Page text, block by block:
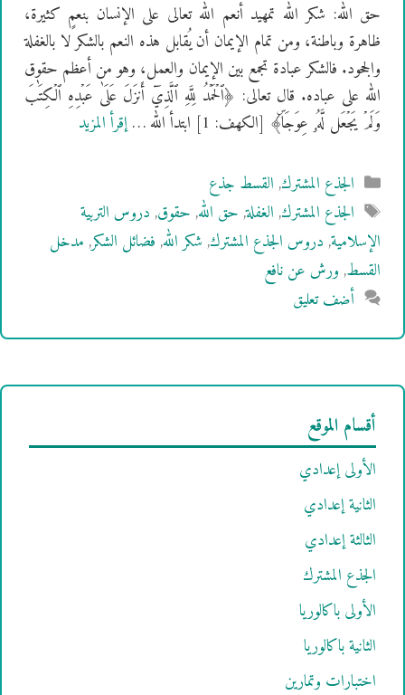
حق الله: شكر الله تمهيد أنعم الله تعالى على الإنسان بنعمٍ كثيرة،
ظاهرة وباطنة، ومن تمام الإيمان أن يُقابل هذه النعم بالشكر لا بالغفلة
والجحود. فالشكر عبادة تجمع بين الإيمان والعمل، وهو من أعظم حقوق
الله على عباده. قال تعالى: ﴿ٱلۡحَمۡدُ لِلَّهِ ٱلَّذِيٓ أَنزَلَ عَلَىٰ عَبۡدِهِ ٱلۡكِتَٰبَ
وَلَمۡ يَجۡعَل لَّهُۥ عِوَجَاۜ﴾ [الكهف: 1] ابتدأ الله …
إقرأ المزيد
التصنيفات
الجذع المشترك,القسط جذع
الوسوم
الجذع المشترك,الغفلة,حق الله,حقوق,دروس التربية
الإسلامية,دروس الجذع المشترك,شكر الله,فضائل الشكر,مدخل
القسط,ورش عن نافع
أضف تعليق
أقسام الموقع
الأولى إعدادي
الثانية إعدادي
الثالثة إعدادي
الجذع المشترك
الأولى باكالوريا
الثانية باكالوريا
اختبارات وتمارين